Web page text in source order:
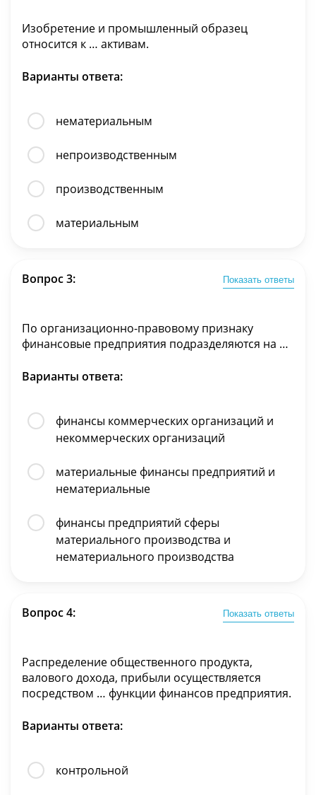
Изобретение и промышленный образец
относится к … активам.
Варианты ответа:
нематериальным
непроизводственным
производственным
материальным
Вопрос 3: Показать ответы
По организационно-правовому признаку
финансовые предприятия подразделяются на …
Варианты ответа:
финансы коммерческих организаций и
некоммерческих организаций
материальные финансы предприятий и
нематериальные
финансы предприятий сферы
материального производства и
нематериального производства
Вопрос 4: Показать ответы
Распределение общественного продукта,
валового дохода, прибыли осуществляется
посредством … функции финансов предприятия.
Варианты ответа:
контрольной